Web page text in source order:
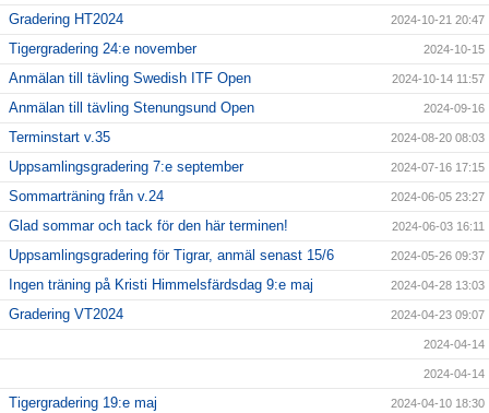
Gradering HT2024 2024-10-21 20:47
Tigergradering 24:e november 2024-10-15
Anmälan till tävling Swedish ITF Open 2024-10-14 11:57
Anmälan till tävling Stenungsund Open 2024-09-16
Terminstart v.35 2024-08-20 08:03
Uppsamlingsgradering 7:e september 2024-07-16 17:15
Sommarträning från v.24 2024-06-05 23:27
Glad sommar och tack för den här terminen! 2024-06-03 16:11
Uppsamlingsgradering för Tigrar, anmäl senast 15/6 2024-05-26 09:37
Ingen träning på Kristi Himmelsfärdsdag 9:e maj 2024-04-28 13:03
Gradering VT2024 2024-04-23 09:07
2024-04-14
2024-04-14
Tigergradering 19:e maj 2024-04-10 18:30